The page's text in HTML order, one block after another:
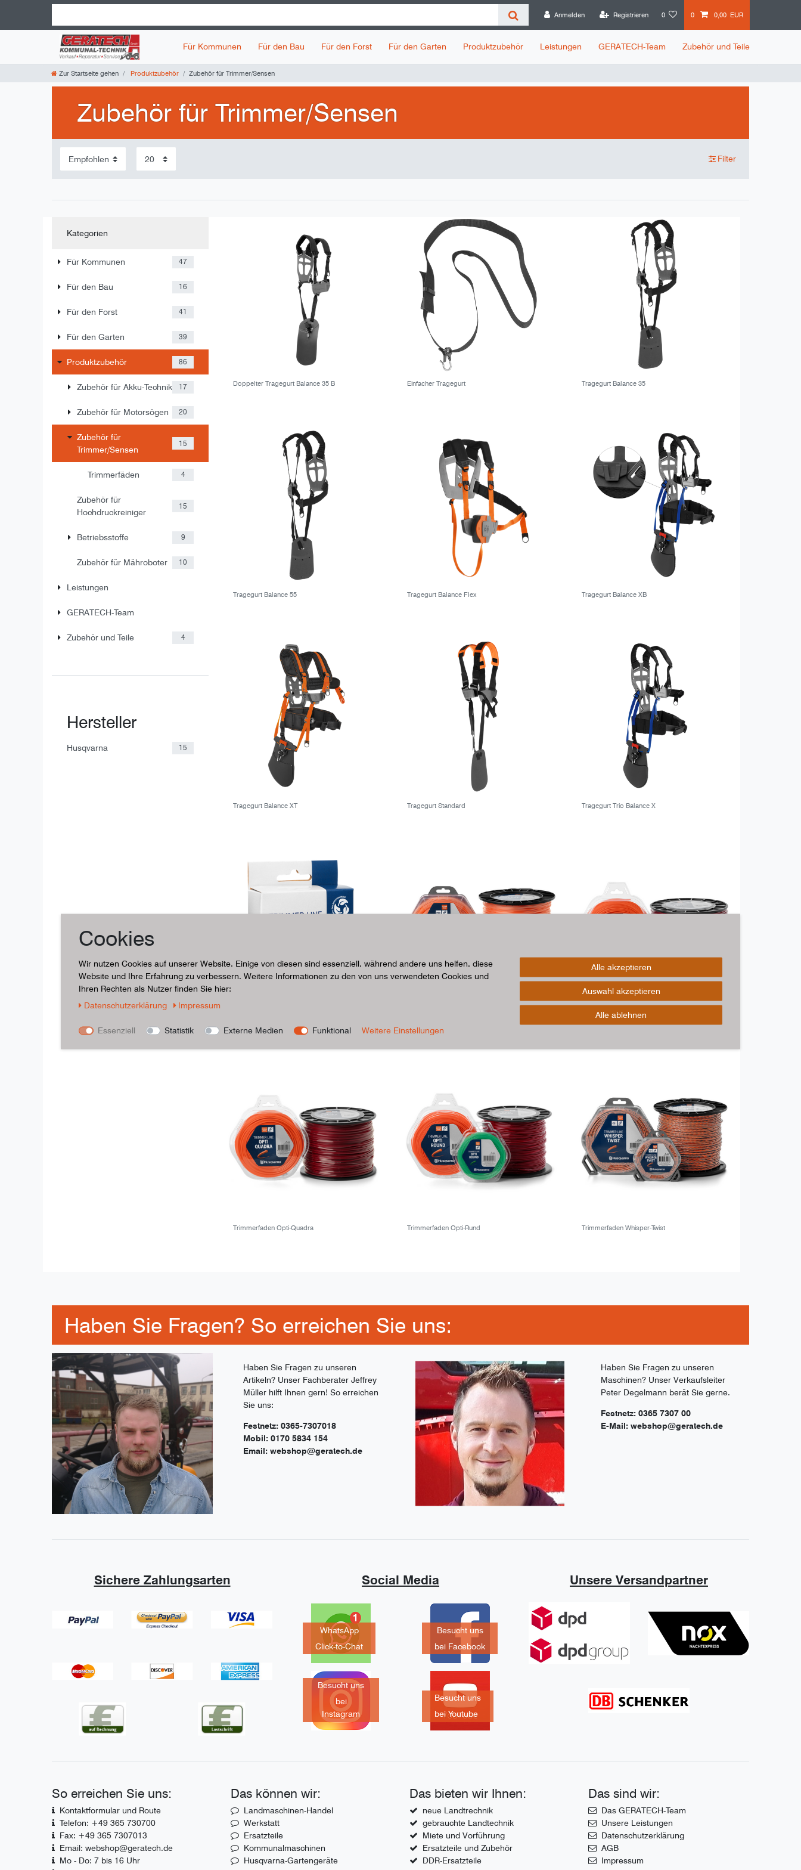
Anmelden Registrieren 0 0 0,00 EUR
Für Kommunen Für den Bau Für den Forst Für den Garten Produktzubehör Leistungen GERATECH-Team Zubehör und Teile
Zur Startseite gehen Produktzubehör Zubehör für Trimmer/Sensen
Zubehör für Trimmer/Sensen
Filter
Kategorien
Für Kommunen 47
Für den Bau 16
Für den Forst 41
Für den Garten 39
Produktzubehör 86
Zubehör für Akku-Technik 17
Zubehör für Motorsögen 20
Zubehör für
Trimmer/Sensen
15
Trimmerfäden 4
Zubehör für
Hochdruckreiniger
15
Betriebsstoffe 9
Zubehör für Mähroboter 10
Leistungen
GERATECH-Team
Zubehör und Teile 4
Hersteller
Husqvarna 15
Doppelter Tragegurt Balance 35 B Einfacher Tragegurt Tragegurt Balance 35
Tragegurt Balance 55 Tragegurt Balance Flex Tragegurt Balance XB
Tragegurt Balance XT Tragegurt Standard Tragegurt Trio Balance X
Trimmerfaden Opti-Penta
Trimmerfaden Opti-Quadra Trimmerfaden Opti-Rund Trimmerfaden Whisper-Twist
Haben Sie Fragen? So erreichen Sie uns:
Haben Sie Fragen zu unseren
Artikeln? Unser Fachberater Jeffrey
Müller hilft Ihnen gern! So erreichen
Sie uns:
Festnetz: 0365-7307018
Mobil: 0170 5834 154
Email: webshop@geratech.de
Haben Sie Fragen zu unseren
Maschinen? Unser Verkaufsleiter
Peter Degelmann berät Sie gerne.
Festnetz: 0365 7307 00
E-Mail: webshop@geratech.de
Sichere Zahlungsarten Social Media
WhatsApp
Click-to-Chat
Besucht uns
bei Facebook
Besucht uns
bei
Instagram
Besucht uns
bei Youtube
Unsere Versandpartner
So erreichen Sie uns:
Kontaktformular und Route
Telefon: +49 365 730700
Fax: +49 365 7307013
Email: webshop@geratech.de
Mo - Do: 7 bis 16 Uhr
Das können wir:
Landmaschinen-Handel
Werkstatt
Ersatzteile
Kommunalmaschinen
Husqvarna-Gartengeräte
Das bieten wir Ihnen:
neue Landtrechnik
gebrauchte Landtechnik
Miete und Vorführung
Ersatzteile und Zubehör
DDR-Ersatzteile
Das sind wir:
Das GERATECH-Team
Unsere Leistungen
Datenschutzerklärung
AGB
Impressum
Cookies
Wir nutzen Cookies auf unserer Website. Einige von diesen sind essenziell, während andere uns helfen, diese
Website und Ihre Erfahrung zu verbessern. Weitere Informationen zu den von uns verwendeten Cookies und
Ihren Rechten als Nutzer finden Sie hier:
Daten­schutz­erklärung
Impressum
Essenziell Statistik Externe Medien Funktional Weitere Einstellungen
Alle akzeptieren
Auswahl akzeptieren
Alle ablehnen